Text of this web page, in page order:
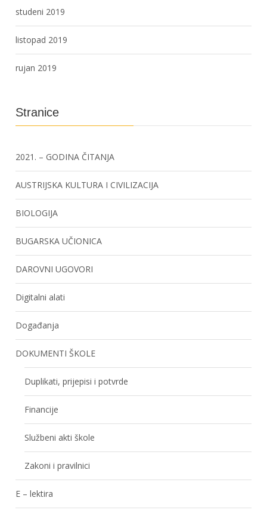
studeni 2019
listopad 2019
rujan 2019
Stranice
2021. – GODINA ČITANJA
AUSTRIJSKA KULTURA I CIVILIZACIJA
BIOLOGIJA
BUGARSKA UČIONICA
DAROVNI UGOVORI
Digitalni alati
Događanja
DOKUMENTI ŠKOLE
Duplikati, prijepisi i potvrde
Financije
Službeni akti škole
Zakoni i pravilnici
E – lektira